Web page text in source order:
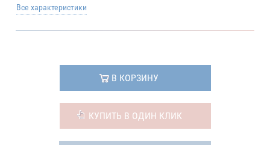
Все характеристики
В КОРЗИНУ
КУПИТЬ В ОДИН КЛИК